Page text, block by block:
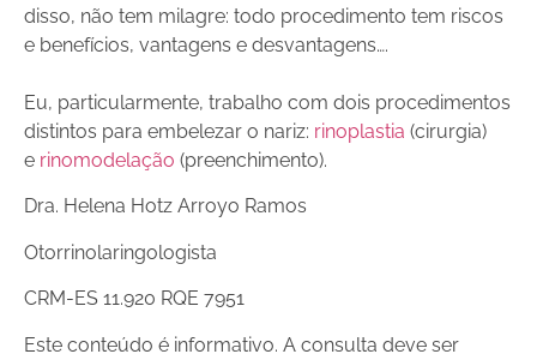
disso, não tem milagre: todo procedimento tem riscos
e benefícios, vantagens e desvantagens….
Eu, particularmente, trabalho com dois procedimentos
distintos para embelezar o nariz: rinoplastia (cirurgia)
e rinomodelação (preenchimento).
Dra. Helena Hotz Arroyo Ramos
Otorrinolaringologista
CRM-ES 11.920 RQE 7951
Este conteúdo é informativo. A consulta deve ser